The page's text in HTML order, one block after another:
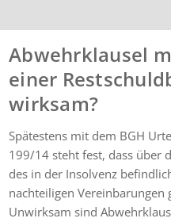
Abwehrklausel
einer
wirksam?
Spätestens mit dem BGH
199/14 steht fest, dass über
des in der Insolvenz
nachteiligen
Unwirksam sind